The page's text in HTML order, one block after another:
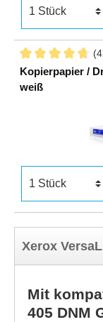
Kopierpapier /
weiß
Xerox
Mit
405 DNM